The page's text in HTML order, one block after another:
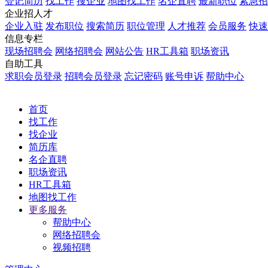
企业招人才
企业入驻 发布职位 搜索简历 职位管理 人才推荐 会员服务 快
信息专栏
现场招聘会 网络招聘会 网站公告 HR工具箱 职场资讯
自助工具
求职会员登录 招聘会员登录 忘记密码 账号申诉 帮助中心
首页
找工作
找企业
简历库
名企直聘
职场资讯
HR工具箱
地图找工作
更多服务
帮助中心
网络招聘会
视频招聘